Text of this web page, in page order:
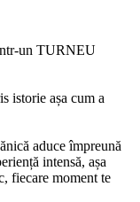
un TURNEU
istorie așa cum a
aduce împreună
intensă, așa
fiecare moment te